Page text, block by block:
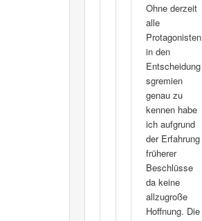
Ohne derzeit
alle
Protagonisten
in den
Entscheidung
sgremien
genau zu
kennen habe
ich aufgrund
der Erfahrung
früherer
Beschlüsse
da keine
allzugroße
Hoffnung. Die